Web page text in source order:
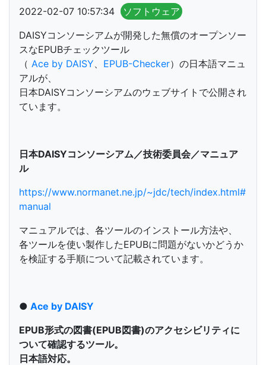
2022-02-07 10:57:34
ソフトウェア
DAISYコンソーシアムが開発した無償のオープンソー
スなEPUBチェックツール
（ Ace by DAISY、 EPUB-Checker）の日本語マニュ
アルが、
日本DAISYコンソーシアムのウェブサイトで公開され
ています。
日本DAISYコンソーシアム／技術委員会／マニュア
ル
https://www.normanet.ne.jp/~jdc/tech/index.html#
manual
マニュアルでは、各ツールのインストール方法や、
各ツールを使い製作したEPUBに問題がないかどうか
を検証する手順について記載されています。
● Ace by DAISY
EPUB形式の図書(EPUB図書)のアクセシビリティに
ついて確認するツール。
日本語対応。